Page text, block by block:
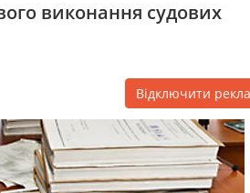
виконання судових
Відключити